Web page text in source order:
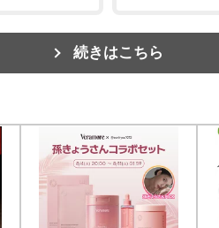
続きはこちら